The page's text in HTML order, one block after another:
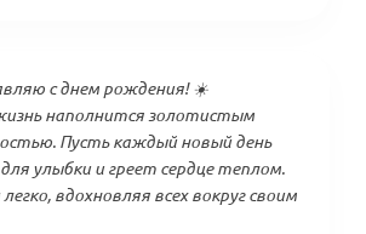
с днем рождения! ☀️
наполнится золотистым
Пусть каждый новый день
улыбки и греет сердце теплом.
вдохновляя всех вокруг своим